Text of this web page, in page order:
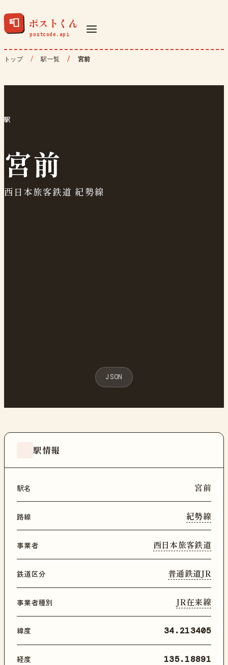
📮 ポストくん
トップ 駅一覧 宮前
駅
宮前
西日本旅客鉄道 紀勢線
JSON
駅情報
駅名 宮前
路線 紀勢線
事業者 西日本旅客鉄道
鉄道区分 普通鉄道JR
事業者種別 JR在来線
緯度 34.213405
経度 135.18891